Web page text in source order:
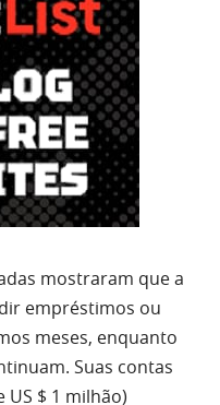
mostraram que a
empréstimos ou
meses, enquanto
Suas contas
US $ 1 milhão)